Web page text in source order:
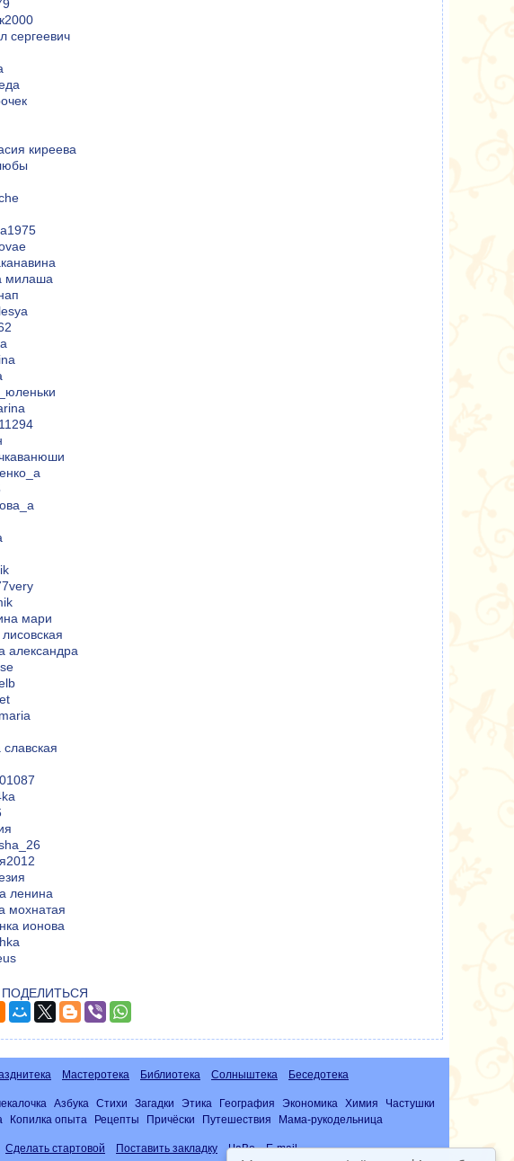
сергеевич
киреева
милаша
мари
александра
ленина
мохнатая
ионова
ПОДЕЛИТЬСЯ
Мастеротека Библиотека Солныштека Беседотека
Азбука Стихи Загадки Этика География Экономика Химия
Частушки
Копилка опыта Рецепты Причёски Путешествия Мама-рукодельница
Сделать стартовой Поставить закладку ЧаВо E-mail